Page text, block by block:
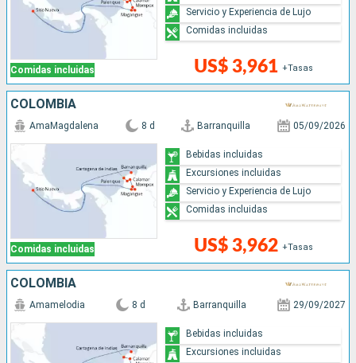
Comidas incluidas US$ 3,961 +Tasas
Servicio y Experiencia de Lujo
Comidas incluidas
COLOMBIA
Comidas incluidas
AmaMagdalena 8 d Barranquilla 05/09/2026
US$ 3,962 +Tasas
Bebidas incluidas
Excursiones incluidas
Servicio y Experiencia de Lujo
Comidas incluidas
COLOMBIA
Amamelodia 8 d Barranquilla 29/09/2027
Bebidas incluidas
Excursiones incluidas